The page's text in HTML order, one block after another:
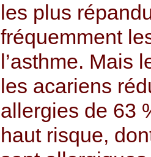
les plus
fréquemment
l’asthme. Mais
les acariens
allergies de 63
haut risque,